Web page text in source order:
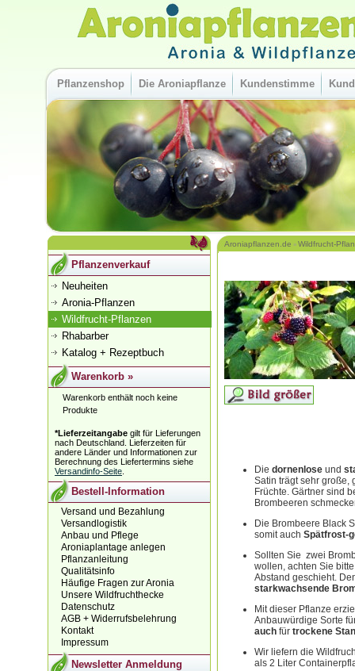
Pflanzenshop Die Aroniapflanze Kundenstimme
Aroniapflanzen.de » Wildfrucht-
Die dornenlose und
Satin trägt sehr große,
Früchte. Gärtner sind
Brombeeren
Die Brombeere Black
somit auch Spätfrost-
Sollten Sie zwei
wollen, achten Sie
Abstand geschieht.
starkwachsende
Mit dieser Pflanze
Anbauwürdige Sorte
auch für trockene
Wir liefern die
als 2 Liter
Pflanzenverkauf
Neuheiten
Aronia-Pflanzen
Wildfrucht-Pflanzen
Rhabarber
Katalog + Rezeptbuch
Warenkorb »
Warenkorb enthält noch keine
Produkte
*Lieferzeitangabe gilt für Lieferungen
nach Deutschland. Lieferzeiten für
andere Länder und Informationen zur
Berechnung des Liefertermins siehe
Versandinfo-Seite
Bestell-Information
Versand und Bezahlung
Versandlogistik
Anbau und Pflege
Aroniaplantage anlegen
Pflanzanleitung
Qualitätsinfo
Häufige Fragen zur Aronia
Unsere Wildfruchthecke
Datenschutz
AGB + Widerrufsbelehrung
Kontakt
Impressum
Newsletter Anmeldung